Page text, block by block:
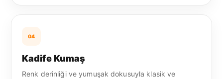
04
Kadife Kumaş
Renk derinliği ve yumuşak dokusuyla klasik ve